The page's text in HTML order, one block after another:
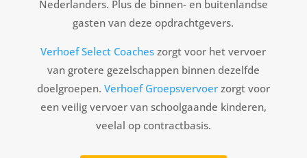
Nederlanders. Plus de binnen- en buitenlandse
gasten van deze opdrachtgevers.
Verhoef Select Coaches zorgt voor het vervoer
van grotere gezelschappen binnen dezelfde
doelgroepen. Verhoef Groepsvervoer zorgt voor
een veilig vervoer van schoolgaande kinderen,
veelal op contractbasis.